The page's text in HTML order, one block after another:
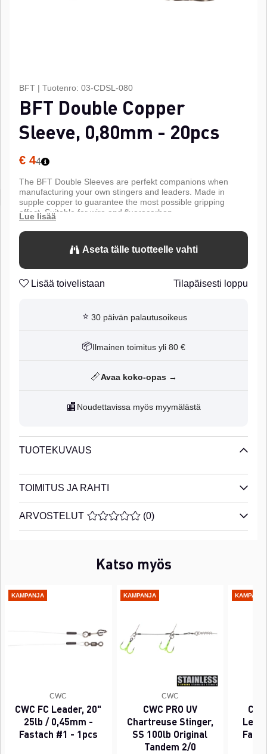
BFT | Tuotenro: 03-CDSL-080
BFT Double Copper
Sleeve, 0,80mm - 20pcs
€ 44
The BFT Double Sleeves are perfekt companions when
manufacturing your own stingers and leaders. Made in
supple copper to guarantee the most possible gripping
effect. Suitable for wire and fluorocarbon.
Aseta tälle tuotteelle vahti
Lisää toivelistaan Tilapäisesti loppu
⭐ 30 päivän palautusoikeus
📦 Ilmainen toimitus yli 80 €
📏Avaa koko-opas →
🏬 Noudettavissa myös myymälästä
TUOTEKUVAUS
TOIMITUS JA RAHTI
ARVOSTELUT KESKIARVOLUOKITUS 0 / 5
(0)
Katso myös
KAMPANJA
CWC
CWC FC Leader, 20"
25lb / 0,45mm -
Fastach #1 - 1pcs
KAMPANJA
CWC
CWC PRO UV
Chartreuse Stinger,
SS 100lb Original
Tandem 2/0